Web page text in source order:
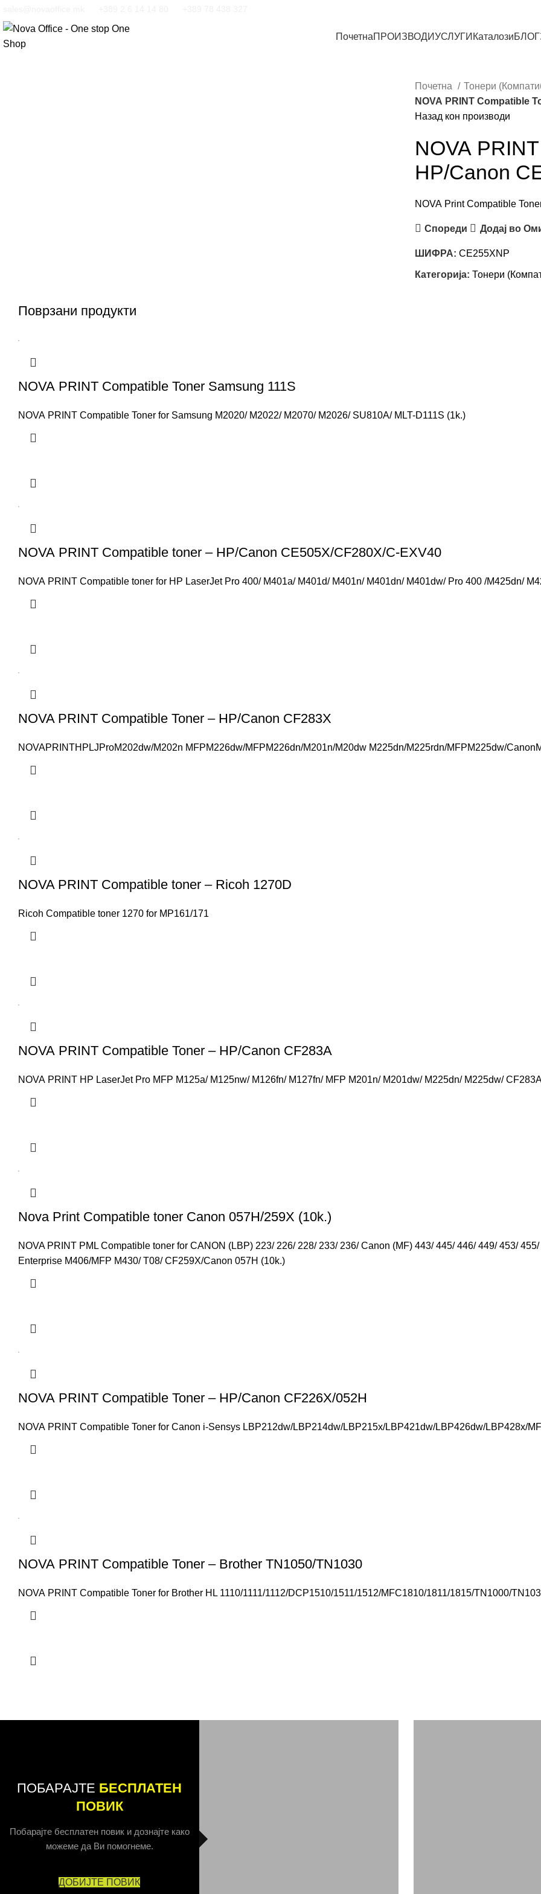
ПочетнаПРОИЗВОДИУСЛУГИ КаталозиБЛОГ
Почетна
Тонери
NOVA PRINT Compatible
Назад кон производи
NOVA
HP/Canon
NOVA Print Compatible
Спореди Додај во
ШИФРА: CE255XNP
Категорија: Тонери
Поврзани продукти
NOVA PRINT Compatible Toner Samsung 111S
NOVA PRINT Compatible Toner for Samsung M2020/ M2022/ M2070/ M2026/ SU810A/ MLT-D111S (1k.)
NOVA PRINT Compatible toner – HP/Canon CE505X/CF280X/C-EXV40
NOVA PRINT Compatible toner for HP LaserJet Pro 400/ M401a/ M401d/ M401n/ M401dn/ M401dw/ Pro 400 /M425dn/
NOVA PRINT Compatible Toner – HP/Canon CF283X
NOVAPRINTHPLJProM202dw/M202n MFPM226dw/MFPM226dn/M201n/M20dw M225dn/M225rdn/MFPM225dw/
NOVA PRINT Compatible toner – Ricoh 1270D
Ricoh Compatible toner 1270 for MP161/171
NOVA PRINT Compatible Toner – HP/Canon CF283A
NOVA PRINT HP LaserJet Pro MFP M125a/ M125nw/ M126fn/ M127fn/ MFP M201n/ M201dw/ M225dn/ M225dw/
Nova Print Compatible toner Canon 057H/259X (10k.)
NOVA PRINT PML Compatible toner for CANON (LBP) 223/ 226/ 228/ 233/ 236/ Canon (MF) 443/ 445/ 446/ 449/ 453/
Enterprise M406/MFP M430/ T08/ CF259X/Canon 057H (10k.)
NOVA PRINT Compatible Toner – HP/Canon CF226X/052H
NOVA PRINT Compatible Toner for Canon i-Sensys LBP212dw/LBP214dw/LBP215x/LBP421dw/LBP426dw/LBP428x/
NOVA PRINT Compatible Toner – Brother TN1050/TN1030
NOVA PRINT Compatible Toner for Brother HL 1110/1111/1112/DCP1510/1511/1512/MFC1810/1811/1815/TN1000/
ПОБАРАЈТЕ БЕСПЛАТЕН
ПОВИК
Побарајте бесплатен повик и дознајте како
можеме да Ви помогнеме.
ДОБИЈТЕ ПОВИК